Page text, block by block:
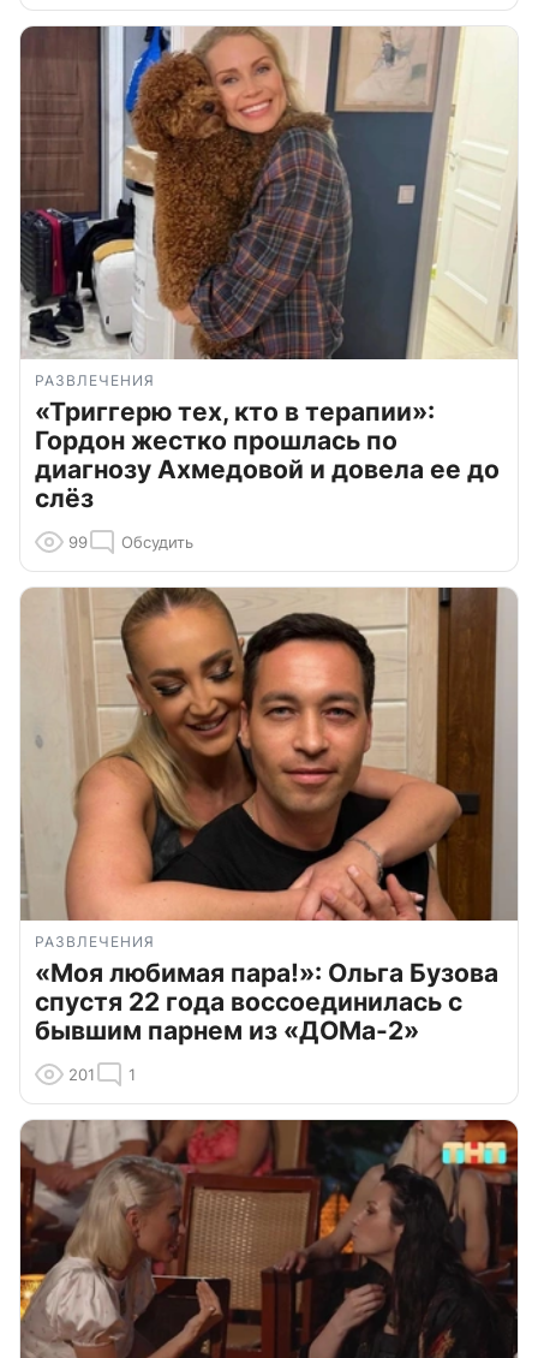
РАЗВЛЕЧЕНИЯ
«Триггерю тех, кто в терапии»:
Гордон жестко прошлась по
диагнозу Ахмедовой и довела ее до
слёз
99 Обсудить
РАЗВЛЕЧЕНИЯ
«Моя любимая пара!»: Ольга Бузова
спустя 22 года воссоединилась с
бывшим парнем из «ДОМа-2»
201 1